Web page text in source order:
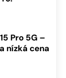
Pro 5G –
nízká cena